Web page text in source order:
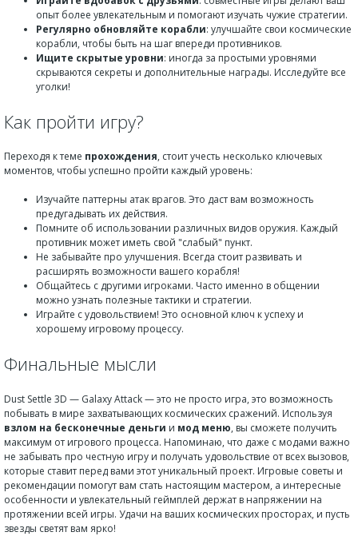
опыт более увлекательным и помогают изучать чужие стратегии.
Регулярно обновляйте корабли: улучшайте свои космические
корабли, чтобы быть на шаг впереди противников.
Ищите скрытые уровни: иногда за простыми уровнями
скрываются секреты и дополнительные награды. Исследуйте все
уголки!
Как пройти игру?
Переходя к теме прохождения, стоит учесть несколько ключевых
моментов, чтобы успешно пройти каждый уровень:
Изучайте паттерны атак врагов. Это даст вам возможность
предугадывать их действия.
Помните об использовании различных видов оружия. Каждый
противник может иметь свой "слабый" пункт.
Не забывайте про улучшения. Всегда стоит развивать и
расширять возможности вашего корабля!
Общайтесь с другими игроками. Часто именно в общении
можно узнать полезные тактики и стратегии.
Играйте с удовольствием! Это основной ключ к успеху и
хорошему игровому процессу.
Финальные мысли
Dust Settle 3D — Galaxy Attack — это не просто игра, это возможность
побывать в мире захватывающих космических сражений. Используя
взлом на бесконечные деньги и мод меню, вы сможете получить
максимум от игрового процесса. Напоминаю, что даже с модами важно
не забывать про честную игру и получать удовольствие от всех вызовов,
которые ставит перед вами этот уникальный проект. Игровые советы и
рекомендации помогут вам стать настоящим мастером, а интересные
особенности и увлекательный геймплей держат в напряжении на
протяжении всей игры. Удачи на ваших космических просторах, и пусть
звезды светят вам ярко!